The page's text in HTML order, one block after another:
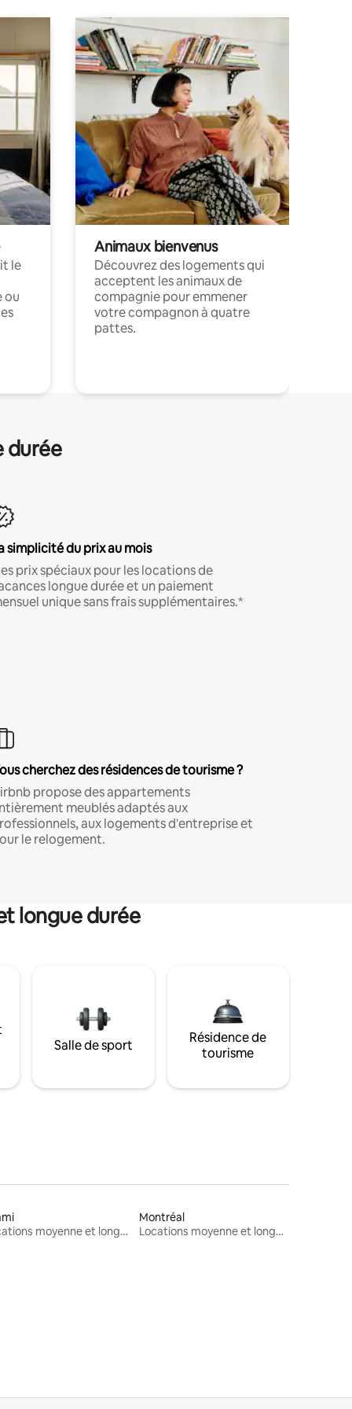
le
ou
Animaux bienvenus
Découvrez des logements qui
acceptent les animaux de
compagnie pour emmener
votre compagnon à quatre
pattes.
durée
simplicité du prix au mois
prix spéciaux pour les locations de
longue durée et un paiement
unique sans frais supplémentaires.*
cherchez des résidences de tourisme ?
propose des appartements
meublés adaptés aux
aux logements d'entreprise et
le relogement.
longue durée
Salle de sport
Résidence de
tourisme
Locations moyenne et longue durée
Montréal
Locations moyenne et longue durée